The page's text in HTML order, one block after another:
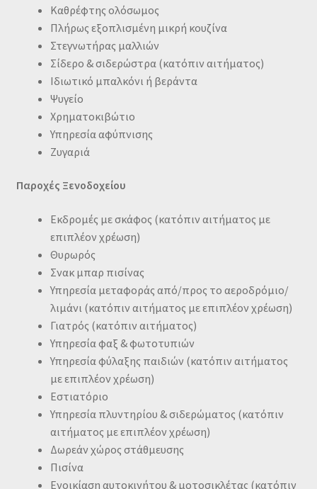
Καθρέφτης ολόσωμος
Πλήρως εξοπλισμένη μικρή κουζίνα
Στεγνωτήρας μαλλιών
Σίδερο & σιδερώστρα (κατόπιν αιτήματος)
Ιδιωτικό μπαλκόνι ή βεράντα
Ψυγείο
Χρηματοκιβώτιο
Υπηρεσία αφύπνισης
Ζυγαριά
Παροχές Ξενοδοχείου
Εκδρομές με σκάφος (κατόπιν αιτήματος με
επιπλέον χρέωση)
Θυρωρός
Σνακ μπαρ πισίνας
Υπηρεσία μεταφοράς από/προς το αεροδρόμιο/
λιμάνι (κατόπιν αιτήματος με επιπλέον χρέωση)
Γιατρός (κατόπιν αιτήματος)
Υπηρεσία φαξ & φωτοτυπιών
Υπηρεσία φύλαξης παιδιών (κατόπιν αιτήματος
με επιπλέον χρέωση)
Εστιατόριο
Υπηρεσία πλυντηρίου & σιδερώματος (κατόπιν
αιτήματος με επιπλέον χρέωση)
Δωρεάν χώρος στάθμευσης
Πισίνα
Ενοικίαση αυτοκινήτου & μοτοσικλέτας (κατόπιν